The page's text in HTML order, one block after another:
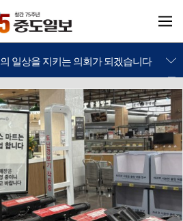
기의 습관
일상을 지키는 의회가 되겠습니다
패키지 지원' 경쟁 본격화
우보민태원기념사업회, '청춘·서산에 살다' 청년포럼 성황리에 마쳐
곳 영업 재개…상품 채우기 ‘속도전’
대전·충북 아파트 매매가 상승… 세종은 보합, 충남은 하락